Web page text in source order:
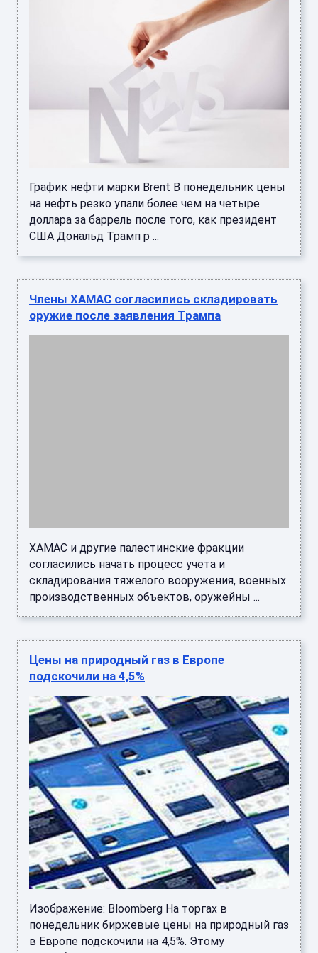
График нефти марки Brent В понедельник цены
на нефть резко упали более чем на четыре
США Дональд Трамп р ...
Члены ХАМАС согласились складировать
Цены на природный газ в Европе
подскочили на 4,5%
Изображение: Bloomberg На торгах в
понедельник биржевые цены на природный газ
в Европе подскочили на 4,5%. Этому
способствовал рост опасений относите ...
Мировые цены на нефть рухнули на 5%
после остановки ударов США по Ирану